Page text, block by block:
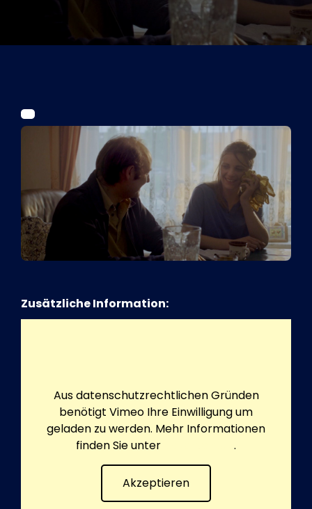
Kurier Romy 2026
Zusätzliche Information:
Aus datenschutzrechtlichen Gründen
benötigt Vimeo Ihre Einwilligung um
geladen zu werden. Mehr Informationen
finden Sie unter
.
Akzeptieren